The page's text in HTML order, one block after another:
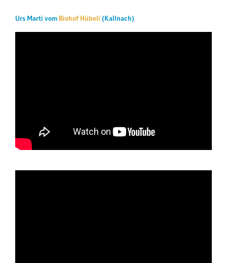
Urs Marti vom Biohof Hübeli (Kallnach)